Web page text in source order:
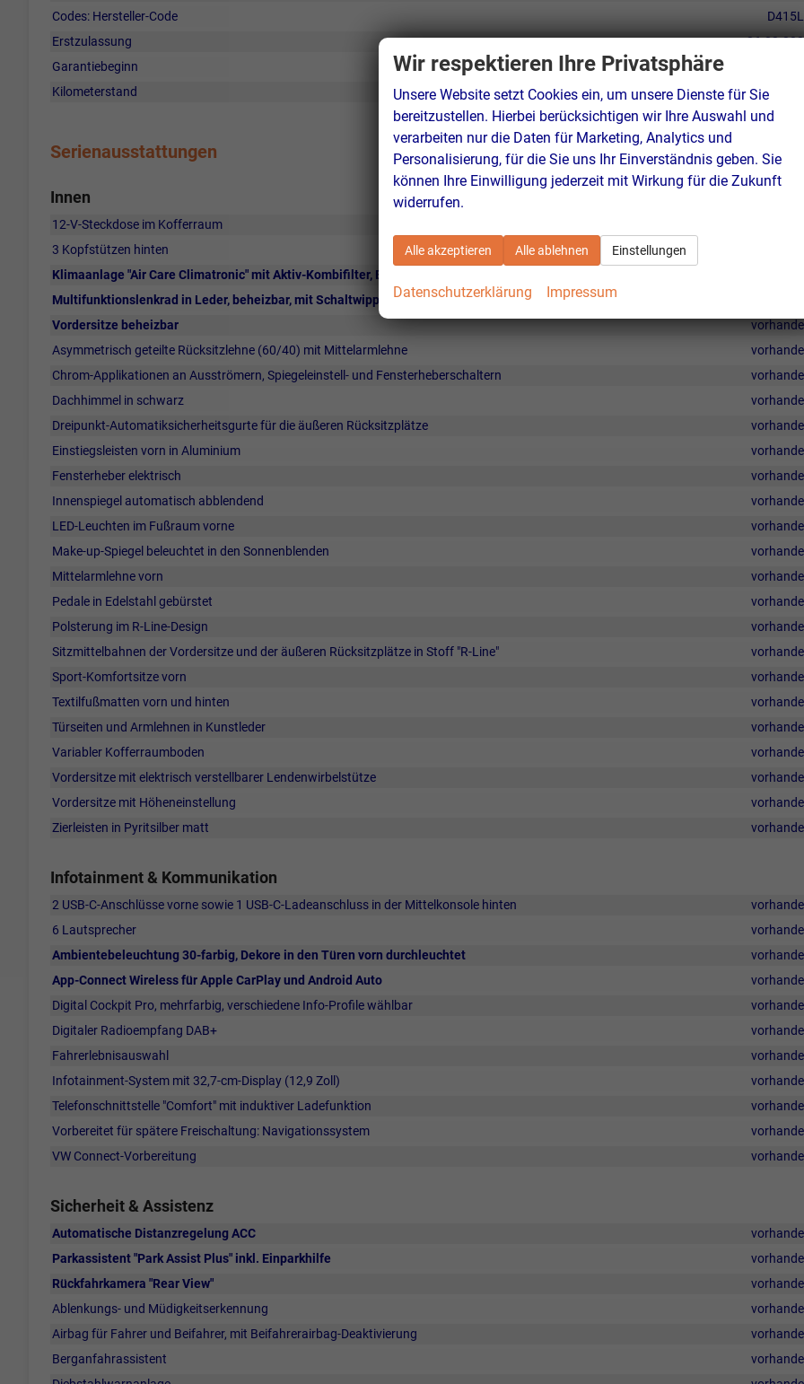
Codes: Hersteller-Code
Erstzulassung
Garantiebeginn
Kilometerstand
Serienausstattungen
Innen
12-V-Steckdose im Kofferraum
3 Kopfstützen hinten
Klimaanlage "Air Care Climatronic" mit Aktiv-Kombifilter, Bedienelementen hinten und 3-Zonen-Temperaturregelung
Multifunktionslenkrad in Leder, beheizbar, mit Schaltwippen
Vordersitze beheizbar
Asymmetrisch geteilte Rücksitzlehne (60/40) mit Mittelarmlehne
Chrom-Applikationen an Ausströmern, Spiegeleinstell- und Fensterheberschaltern
Dachhimmel in schwarz
Dreipunkt-Automatiksicherheitsgurte für die äußeren Rücksitzplätze
Einstiegsleisten vorn in Aluminium
Fensterheber elektrisch
Innenspiegel automatisch abblendend
LED-Leuchten im Fußraum vorne
Make-up-Spiegel beleuchtet in den Sonnenblenden
Mittelarmlehne vorn
Pedale in Edelstahl gebürstet
Polsterung im R-Line-Design
Sitzmittelbahnen der Vordersitze und der äußeren Rücksitzplätze in Stoff "R-Line"
Sport-Komfortsitze vorn
Textilfußmatten vorn und hinten
Türseiten und Armlehnen in Kunstleder
Variabler Kofferraumboden
Vordersitze mit elektrisch verstellbarer Lendenwirbelstütze
Vordersitze mit Höheneinstellung
Zierleisten in Pyritsilber matt
Infotainment & Kommunikation
2 USB-C-Anschlüsse vorne sowie 1 USB-C-Ladeanschluss in der Mittelkonsole hinten
6 Lautsprecher
Ambientebeleuchtung 30-farbig, Dekore in den Türen vorn durchleuchtet
App-Connect Wireless für Apple CarPlay und Android Auto
Digital Cockpit Pro, mehrfarbig, verschiedene Info-Profile wählbar
Digitaler Radioempfang DAB+
Fahrerlebnisauswahl
Infotainment-System mit 32,7-cm-Display (12,9 Zoll)
Telefonschnittstelle "Comfort" mit induktiver Ladefunktion
Vorbereitet für spätere Freischaltung: Navigationssystem
VW Connect-Vorbereitung
Sicherheit & Assistenz
Automatische Distanzregelung ACC
Parkassistent "Park Assist Plus" inkl. Einparkhilfe
Rückfahrkamera "Rear View"
Ablenkungs- und Müdigkeitserkennung
Airbag für Fahrer und Beifahrer, mit Beifahrerairbag-Deaktivierung
Berganfahrassistent
Wir respektieren Ihre Privatsphäre
Unsere Website setzt Cookies ein, um unsere Dienste für Sie
bereitzustellen. Hierbei berücksichtigen wir Ihre Auswahl und
verarbeiten nur die Daten für Marketing, Analytics und
Personalisierung, für die Sie uns Ihr Einverständnis geben. Sie
können Ihre Einwilligung jederzeit mit Wirkung für die Zukunft
widerrufen.
Alle akzeptieren Alle ablehnen Einstellungen
Datenschutzerklärung Impressum